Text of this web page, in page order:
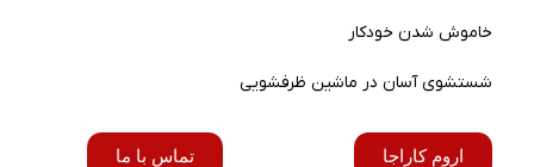
خاموش شدن خودکار
شستشوی آسان در ماشین ظرفشویی
اروم کاراجا تماس با ما